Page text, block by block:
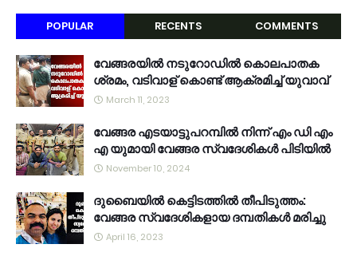
POPULAR RECENTS COMMENTS
വേങ്ങരയിൽ നടുറോഡിൽ കൊലപാതക
ശ്രമം, വടിവാള് കൊണ്ട് ആക്രമിച്ച് യുവാവ്
March 11, 2023
വേങ്ങര എടയാട്ടുപറമ്പിൽ നിന്ന് എം ഡി എം
എ യുമായി വേങ്ങര സ്വദേശികൾ പിടിയിൽ
November 10, 2024
ദുബൈയിൽ കെട്ടിടത്തിൽ തീപിടുത്തം:
വേങ്ങര സ്വദേശികളായ ദമ്പതികൾ മരിച്ചു
April 16, 2023